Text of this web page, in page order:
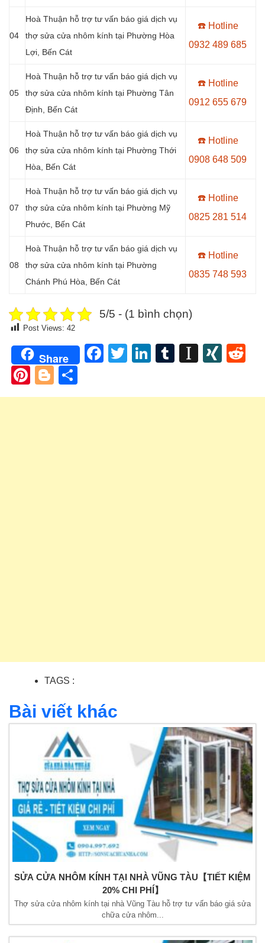
04
Hoà Thuận hỗ trợ tư vấn báo giá dịch vụ
thợ sửa cửa nhôm kính tại Phường Hòa
Lợi , Bến Cát
☎️ Hotline
0932 489 685
05
Hoà Thuận hỗ trợ tư vấn báo giá dịch vụ
thợ sửa cửa nhôm kính tại Phường Tân
Định , Bến Cát
☎️ Hotline
0912 655 679
06
Hoà Thuận hỗ trợ tư vấn báo giá dịch vụ
thợ sửa cửa nhôm kính tại Phường Thới
Hòa , Bến Cát
☎️ Hotline
0908 648 509
07
Hoà Thuận hỗ trợ tư vấn báo giá dịch vụ
thợ sửa cửa nhôm kính tại Phường Mỹ
Phước , Bến Cát
☎️ Hotline
0825 281 514
08
Hoà Thuận hỗ trợ tư vấn báo giá dịch vụ
thợ sửa cửa nhôm kính tại Phường
Chánh Phú Hòa , Bến Cát
☎️ Hotline
0835 748 593
5/5 - (1 bình chọn)
Post Views: 42
Share Facebook
TwitterLinkedIn
Tumblr
Pinterest
Blogger
TAGS :
Bài viết khác
SỬA CỬA NHÔM KÍNH TẠI NHÀ VŨNG TÀU【TIẾT KIỆM
20% CHI PHÍ】
Thợ sửa cửa nhôm kính tại nhà Vũng Tàu hỗ trợ tư vấn báo giá sửa
chữa cửa nhôm...